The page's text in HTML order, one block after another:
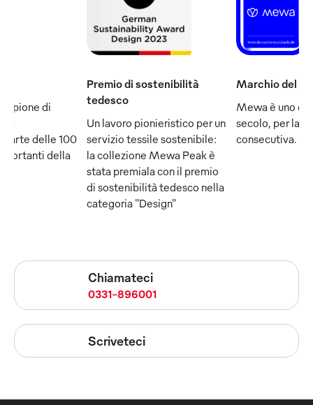
di
fa
delle 100
della
Premio di sostenibilità
tedesco
Un lavoro pionieristico per un
servizio tessile sostenibile:
la collezione Mewa Peak è
stata premiala con il premio
di sostenibilità tedesco nella
categoria "Design"
Marchio del
Mewa è uno
secolo, per la
consecutiva.
Chiamateci
0331-896001
Scriveteci